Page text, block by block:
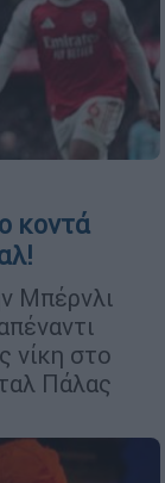
κοντά
Μπέρνλι
νίκη στο
Πάλας